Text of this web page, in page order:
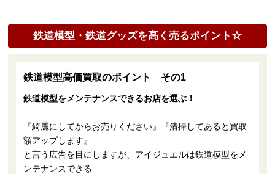
鉄道模型・鉄道グッズを高く売るポイント☆
鉄道模型高価買取のポイント その1
鉄道模型をメンテナンスできるお店を選ぶ！
『綺麗にしてからお売りください』『清掃してあると買取
額アップします 』
と言う広告を目にしますが、アイジュエルは鉄道模型をメ
ンテナンスできる